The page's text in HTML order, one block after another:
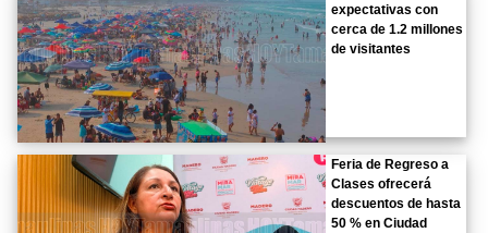
expectativas con
cerca de 1.2 millones
de visitantes
Feria de Regreso a
Clases ofrecerá
descuentos de hasta
50 % en Ciudad